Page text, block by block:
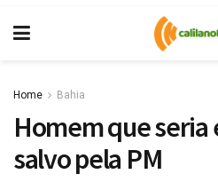
Home Bahia
Homem que seria
salvo pela PM